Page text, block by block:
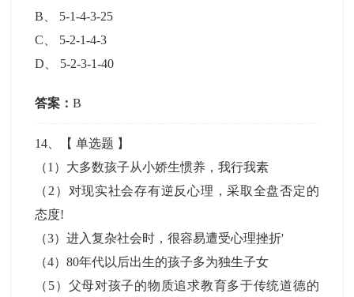
B
5-1-4-3-25
C
5-2-1-4-3
D
5-2-3-1-40
答案：B
14 、【单选题 】
（1）大多数孩子从小娇生惯养，我行我素
（2）对现实社会存有逆反心理，采取全盘否定的
态度!
（3）进入复杂社会时，很容易遭受心理挫折'
（4）80年代以后出生的孩子多为独生子女
（5）父母对孩子的物质追求教育多于传统道德的